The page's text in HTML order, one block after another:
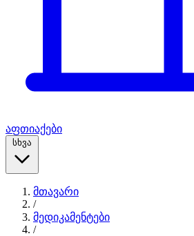
აფთიაქები
სხვა
მთავარი
/
მედიკამენტები
/